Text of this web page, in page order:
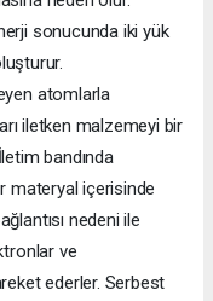
sonucunda iki yük
atomlarla
iletken malzemeyi bir
bandında
materyal içerisinde
nedeni ile
ve
ederler. Serbest